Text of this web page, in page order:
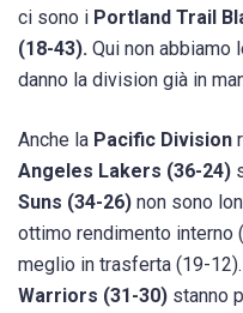
ci sono i Portland Trail
(18-43). Qui non abbiamo
danno la division già in
Anche la Pacific Division
Angeles Lakers (36-24)
Suns (34-26) non sono
ottimo rendimento interno
meglio in trasferta (19-
Warriors (31-30) stanno